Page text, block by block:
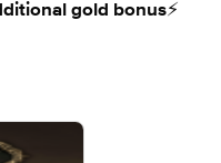
gold bonus⚡️